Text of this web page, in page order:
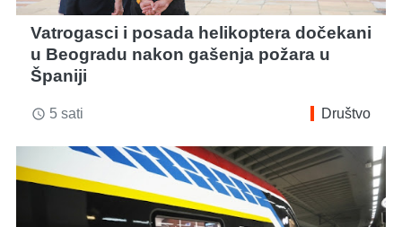
Vatrogasci i posada helikoptera dočekani
u Beogradu nakon gašenja požara u
Španiji
access_time 5 sati Društvo